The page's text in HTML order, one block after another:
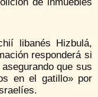
libanés Hizbulá,
responderá si
que sus
en el gatillo» por